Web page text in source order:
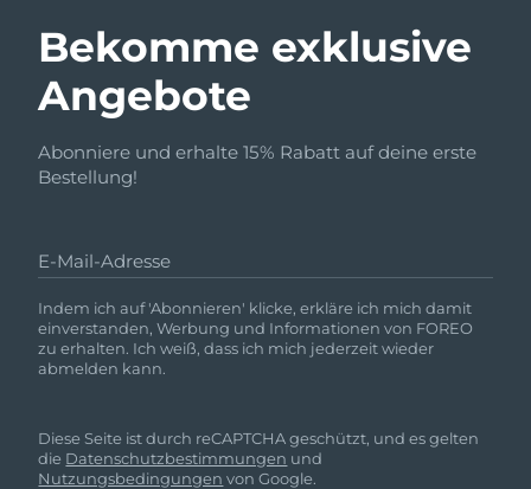
Bekomme exklusive
Angebote
Abonniere und erhalte 15% Rabatt auf deine erste
Bestellung!
E-Mail-Adresse
Indem ich auf 'Abonnieren' klicke, erkläre ich mich damit
einverstanden, Werbung und Informationen von FOREO
zu erhalten. Ich weiß, dass ich mich jederzeit wieder
abmelden kann.
Diese Seite ist durch reCAPTCHA geschützt, und es gelten
die Datenschutzbestimmungen und
Nutzungsbedingungen von Google.